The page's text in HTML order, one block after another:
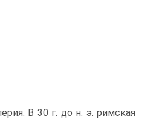
В 30 г. до н. э. римская